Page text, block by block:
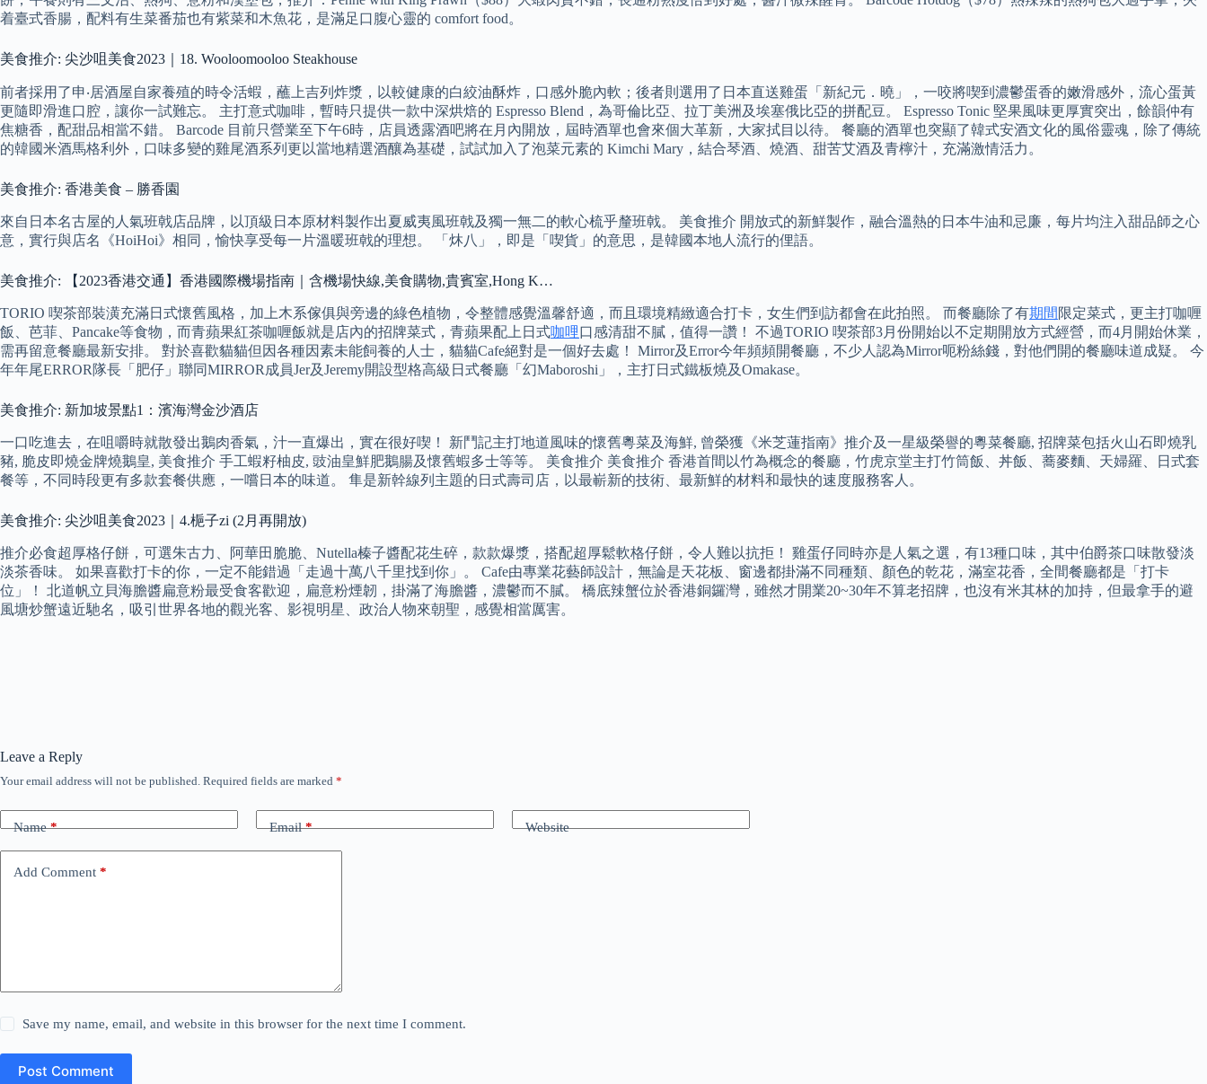
着臺式香腸，配料有生菜番茄也有紫菜和木魚花，是滿足口腹心靈的 comfort food。
美食推介: 尖沙咀美食2023｜18. Wooloomooloo Steakhouse
前者採用了申‧居酒屋自家養殖的時令活蝦，蘸上吉列炸漿，以較健康的白絞油酥炸，口感外脆內軟；後者則選用了日本直送雞蛋「新紀元．曉」，一咬將喫到濃鬱蛋香的嫩滑感外，流心蛋黃
更隨即滑進口腔，讓你一試難忘。 主打意式咖啡，暫時只提供一款中深烘焙的 Espresso Blend，為哥倫比亞、拉丁美洲及埃塞俄比亞的拼配豆。 Espresso Tonic 堅果風味更厚實突出，餘韻仲有
焦糖香，配甜品相當不錯。 Barcode 目前只營業至下午6時，店員透露酒吧將在月內開放，屆時酒單也會來個大革新，大家拭目以待。 餐廳的酒單也突顯了韓式安酒文化的風俗靈魂，除了傳統
的韓國米酒馬格利外，口味多變的雞尾酒系列更以當地精選酒釀為基礎，試試加入了泡菜元素的 Kimchi Mary，結合琴酒、燒酒、甜苦艾酒及青檸汁，充滿激情活力。
美食推介: 香港美食 – 勝香園
來自日本名古屋的人氣班戟店品牌，以頂級日本原材料製作出夏威夷風班戟及獨一無二的軟心梳乎釐班戟。 美食推介 開放式的新鮮製作，融合溫熱的日本牛油和忌廉，每片均注入甜品師之心
意，實行與店名《HoiHoi》相同，愉快享受每一片溫暖班戟的理想。 「炑八」，即是「喫貨」的意思，是韓國本地人流行的俚語。
美食推介: 【2023香港交通】香港國際機場指南｜含機場快線,美食購物,貴賓室,Hong K…
TORIO 喫茶部裝潢充滿日式懷舊風格，加上木系傢俱與旁邊的綠色植物，令整體感覺溫馨舒適，而且環境精緻適合打卡，女生們到訪都會在此拍照。 而餐廳除了有期間 限定菜式，更主打咖喱
飯、芭菲、Pancake等食物，而青蘋果紅茶咖喱飯就是店內的招牌菜式，青蘋果配上日式咖哩口感清甜不膩，值得一讚！ 不過TORIO 喫茶部3月份開始以不定期開放方式經營，而4月開始休業，
需再留意餐廳最新安排。 對於喜歡貓貓但因各種因素未能飼養的人士，貓貓Cafe絕對是一個好去處！ Mirror及Error今年頻頻開餐廳，不少人認為Mirror呃粉絲錢，對他們開的餐廳味道成疑。 今
年年尾ERROR隊長「肥仔」聯同MIRROR成員Jer及Jeremy開設型格高級日式餐廳「幻Maboroshi」，主打日式鐵板燒及Omakase。
美食推介: 新加坡景點1：濱海灣金沙酒店
一口吃進去，在咀嚼時就散發出鵝肉香氣，汁一直爆出，實在很好喫！ 新鬥記主打地道風味的懷舊粵菜及海鮮, 曾榮獲《米芝蓮指南》推介及一星級榮譽的粵菜餐廳, 招牌菜包括火山石即燒乳
豬, 脆皮即燒金牌燒鵝皇, 美食推介 手工蝦籽柚皮, 豉油皇鮮肥鵝腸及懷舊蝦多士等等。 美食推介 美食推介 香港首間以竹為概念的餐廳，竹虎京堂主打竹筒飯、丼飯、蕎麥麵、天婦羅、日式套
餐等，不同時段更有多款套餐供應，一嚐日本的味道。 隼是新幹線列主題的日式壽司店，以最嶄新的技術、最新鮮的材料和最快的速度服務客人。
美食推介: 尖沙咀美食2023｜4.梔子zi (2月再開放)
推介必食超厚格仔餅，可選朱古力、阿華田脆脆、Nutella榛子醬配花生碎，款款爆漿，搭配超厚鬆軟格仔餅，令人難以抗拒！ 雞蛋仔同時亦是人氣之選，有13種口味，其中伯爵茶口味散發淡
淡茶香味。 如果喜歡打卡的你，一定不能錯過「走過十萬八千里找到你」。 Cafe由專業花藝師設計，無論是天花板、窗邊都掛滿不同種類、顏色的乾花，滿室花香，全間餐廳都是「打卡
位」！ 北道帆立貝海膽醬扁意粉最受食客歡迎，扁意粉煙韌，掛滿了海膽醬，濃鬱而不膩。 橋底辣蟹位於香港銅鑼灣，雖然才開業20~30年不算老招牌，也沒有米其林的加持，但最拿手的避
風塘炒蟹遠近馳名，吸引世界各地的觀光客、影視明星、政治人物來朝聖，感覺相當厲害。
Leave a Reply
Your email address will not be published. Required fields are marked *
Name* Email* Website
Add Comment *
Save my name, email, and website in this browser for the next time I comment.
Post Comment